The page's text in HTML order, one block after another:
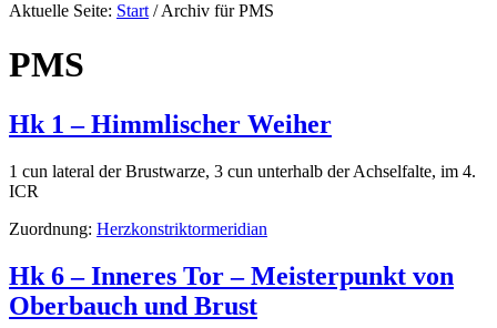
Aktuelle Seite: Start /Archiv für PMS
PMS
Hk 1 – Himmlischer Weiher
1 cun lateral der Brustwarze, 3 cun unterhalb der Achselfalte, im 4.
ICR
Zuordnung: Herzkonstriktormeridian
Hk 6 – Inneres Tor – Meisterpunkt von
Oberbauch und Brust